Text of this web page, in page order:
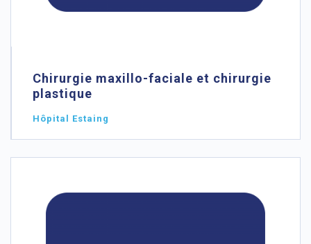
Chirurgie maxillo-faciale et chirurgie
plastique
Hôpital Estaing